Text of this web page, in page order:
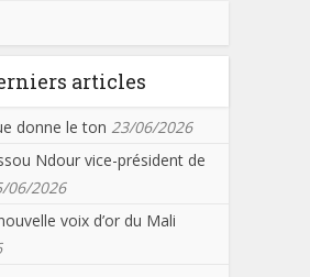
articles
donne le ton 23/06/2026
Ndour vice-président de
06/2026
voix d’or du Mali